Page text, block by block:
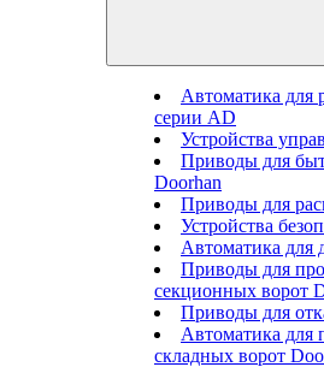
Автоматика для
серии AD
Устройства
Приводы для
Doorhan
Приводы для
Устройства
Автоматика для
Приводы для
секционных ворот
Приводы для
Автоматика
складных ворот